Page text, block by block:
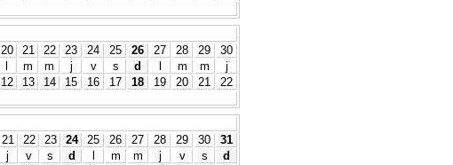
20 21 22 23 24 25 26 27 28 29
30
m m j v s d m m
j
12 13 14 15 16 17 18 19 20 21
22
21 22 23 24 25 26 27 28 29 30
31
j v s d m m j v s
d